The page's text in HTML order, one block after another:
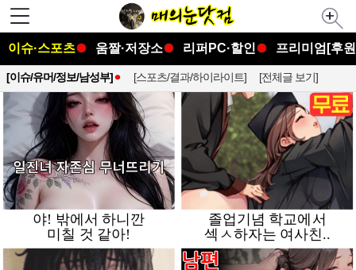
이슈·스포츠 움짤·저장소 리퍼PC·할인 프리미엄[후
[이슈/유머/정보/남성부] [스포츠/결과/하이라이트] [전체글 보기]